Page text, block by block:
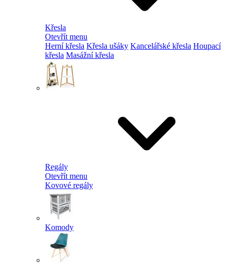
Křesla
Otevřít menu
Herní křesla Křesla ušáky Kancelářské křesla Houpací
křesla Masážní křesla
Regály
Otevřít menu
Kovové regály
Komody